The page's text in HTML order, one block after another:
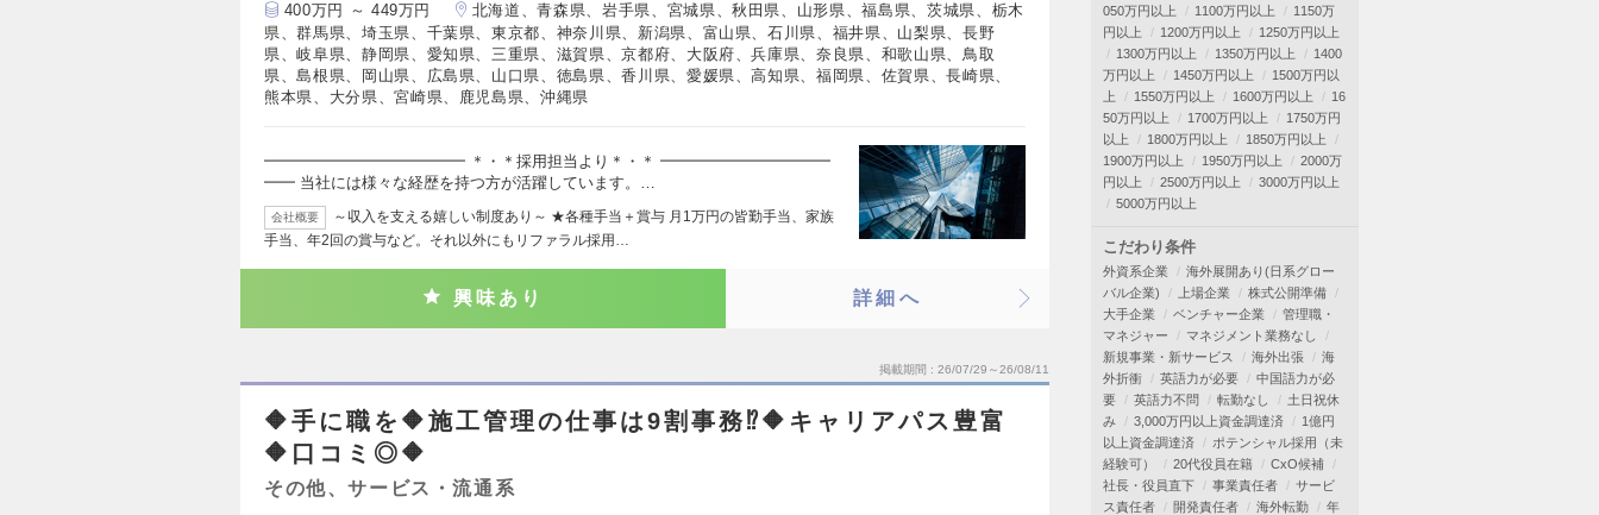
400万円 ～ 449万円
北海道、青森県、岩手県、宮城県、秋田県、山形県、福島県、茨城県、栃木
県、群馬県、埼玉県、千葉県、東京都、神奈川県、新潟県、富山県、石川県、福井県、山梨県、長野
県、岐阜県、静岡県、愛知県、三重県、滋賀県、京都府、大阪府、兵庫県、奈良県、和歌山県、鳥取
県、島根県、岡山県、広島県、山口県、徳島県、香川県、愛媛県、高知県、福岡県、佐賀県、長崎県、
熊本県、大分県、宮崎県、鹿児島県、沖縄県
━━━━━━━━━━━━━ ＊・＊採用担当より＊・＊ ━━━━━━━━━━━
━━ 当社には様々な経歴を持つ方が活躍しています。…
会社概要
～収入を支える嬉しい制度あり～ ★各種手当＋賞与 月1万円の皆勤手当、家族
手当、年2回の賞与など。それ以外にもリファラル採用…
興味あり 詳細へ
掲載期間 26/07/29～26/08/11
🔶手に職を🔶施工管理の仕事は9割事務⁉🔶キャリアパス豊富
🔶口コミ◎🔶
その他、サービス・流通系
050万円以上
1100万円以上
1150万
円以上
1200万円以上
1250万円以上
1300万円以上
1350万円以上
1400
万円以上
1450万円以上
1500万円以
上
1550万円以上 1600万円以上
16
50万円以上
1700万円以上
1750万円
以上
1800万円以上
1850万円以上
1900万円以上
1950万円以上
2000万
円以上
2500万円以上
3000万円以上
5000万円以上
こだわり条件
外資系企業
海外展開あり(日系グロー
バル企業)
上場企業
株式公開準備
大手企業
ベンチャー企業
管理職・
マネジャー
マネジメント業務なし
新規事業・新サービス
海外出張
海
外折衝
英語力が必要
中国語力が必
要
英語力不問 転勤なし
土日祝休
み
3,000万円以上資金調達済
1億円
以上資金調達済
ポテンシャル採用（未
経験可）
20代役員在籍
CxO候補
社長・役員直下
事業責任者
サービ
ス責任者
開発責任者 海外転勤
年